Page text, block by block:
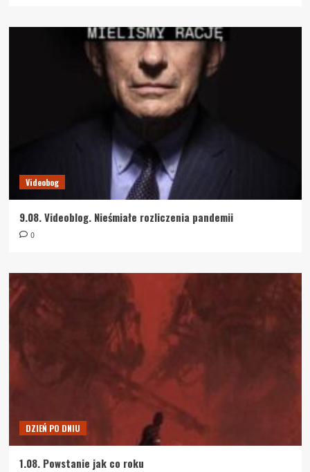
Videobog
9.08. Videoblog. Nieśmiałe rozliczenia pandemii
0
DZIEŃ PO DNIU
1.08. Powstanie jak co roku